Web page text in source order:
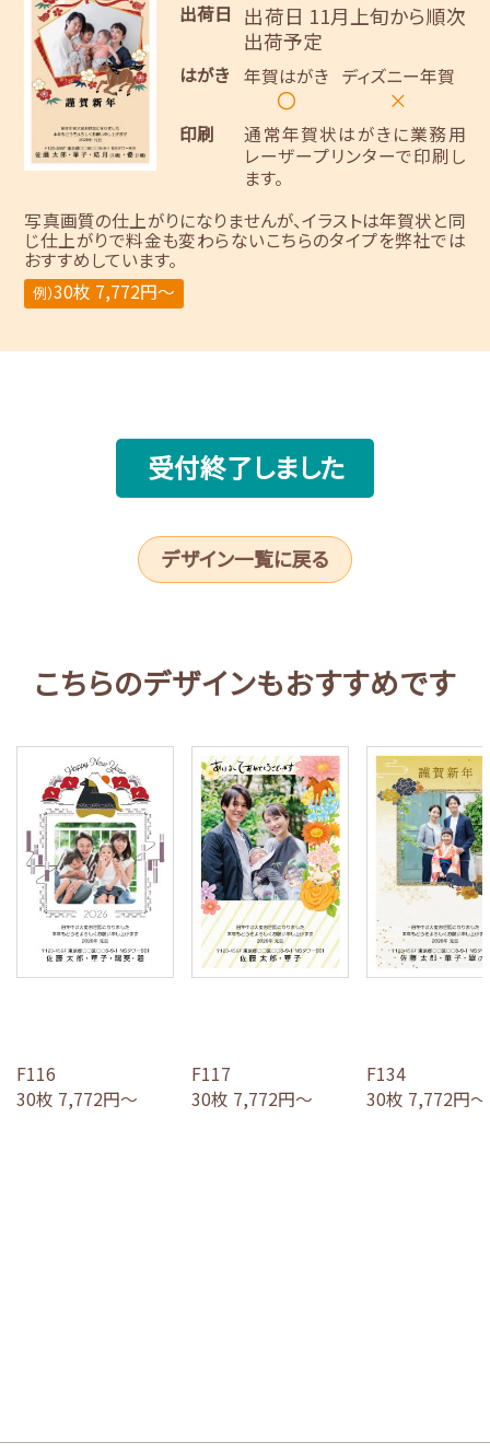
出荷日
出荷日 11月上旬から順次
出荷予定
はがき 年賀はがき
〇
ディズニー年賀
×
印刷
通常年賀状はがきに業務用
レーザープリンターで印刷し
ます。
写真画質の仕上がりになりませんが、イラストは年賀状と同
じ仕上がりで料金も変わらないこちらのタイプを弊社では
おすすめしています。
例）30枚 7,772円～
受付終了しました
デザイン一覧に戻る
こちらのデザインもおすすめです
F116
30枚 7,772円～
F117
30枚 7,772円～
F134
30枚 7,772円～